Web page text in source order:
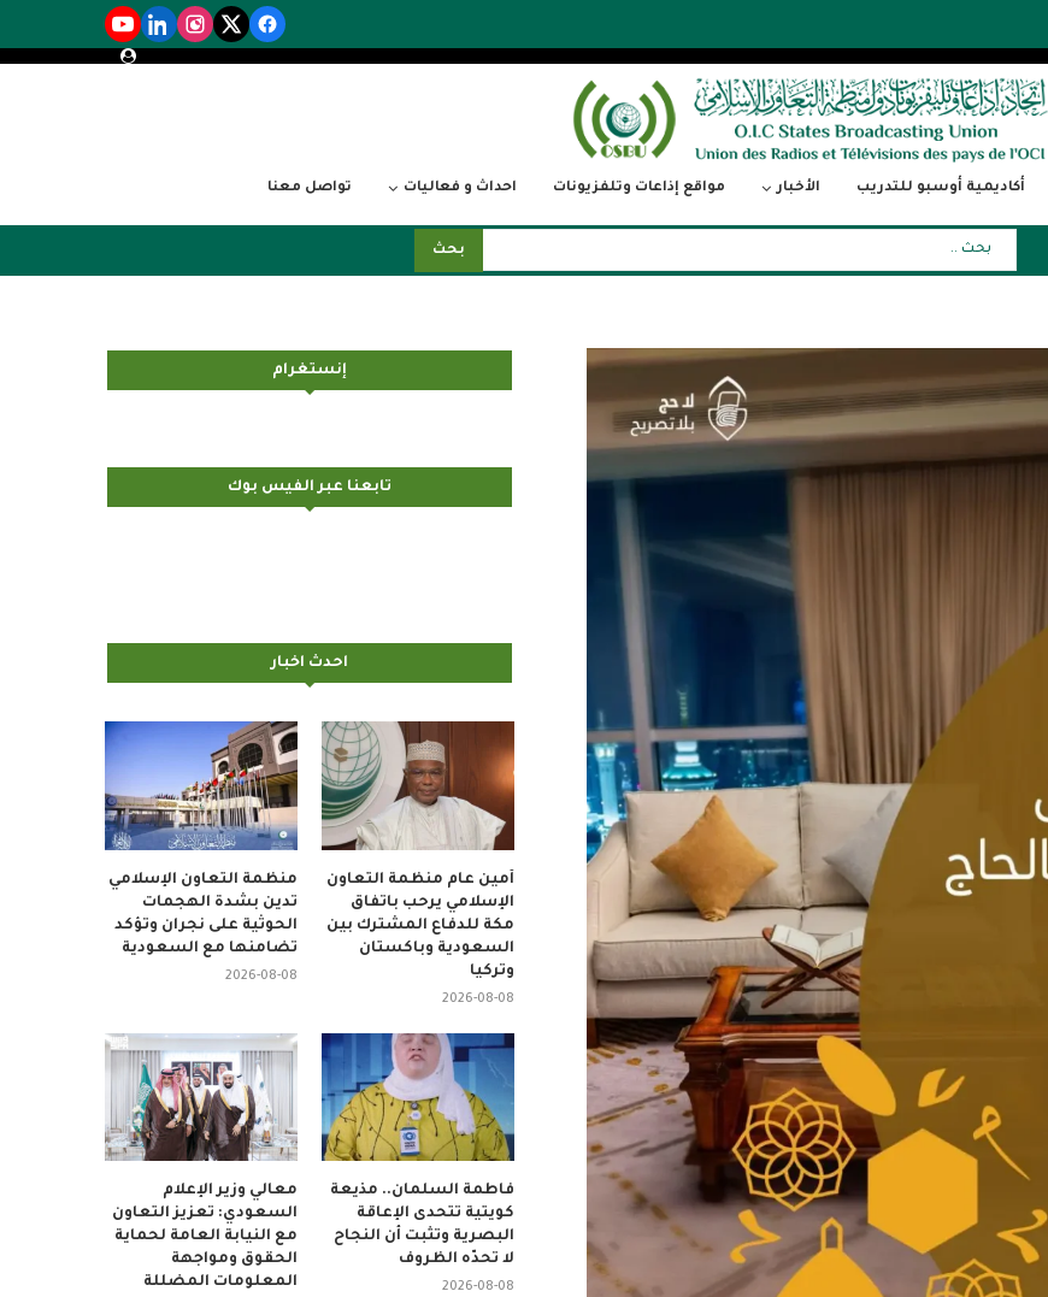
أكاديمية أوسبو للتدريب الأخبار مواقع إذاعات وتلفزيونات احداث و فعاليات تواصل معنا
بحث
إنستغرام
تابعنا عبر الفيس بوك
احدث اخبار
منظمة التعاون الإسلامي
تدين بشدة الهجمات
الحوثية على نجران وتؤكد
تضامنها مع السعودية
2026-08-08
أمين عام منظمة التعاون
الإسلامي يرحب باتفاق
مكة للدفاع المشترك بين
السعودية وباكستان
وتركيا
2026-08-08
معالي وزير الإعلام
السعودي: تعزيز التعاون
مع النيابة العامة لحماية
الحقوق ومواجهة
المعلومات المضللة
فاطمة السلمان.. مذيعة
كويتية تتحدى الإعاقة
البصرية وتثبت أن النجاح
لا تحدّه الظروف
2026-08-08